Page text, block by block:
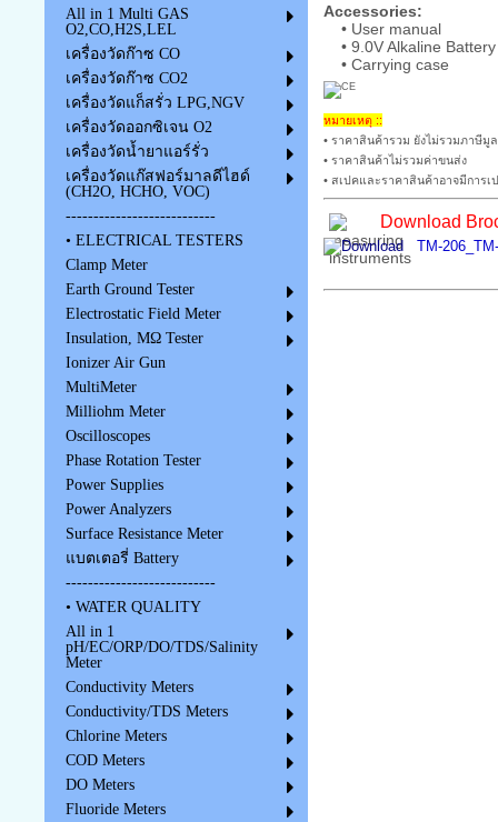
All in 1 Multi GAS
O2,CO,H2S,LEL
เครื่องวัดก๊าซ CO
เครื่องวัดก๊าซ CO2
เครื่องวัดแก็สรั่ว LPG,NGV
เครื่องวัดออกซิเจน O2
เครื่องวัดน้ำยาแอร์รั่ว
เครื่องวัดแก๊สฟอร์มาลดีไฮด์
(CH2O, HCHO, VOC)
---------------------------
• ELECTRICAL TESTERS
Clamp Meter
Earth Ground Tester
Electrostatic Field Meter
Insulation, MΩ Tester
Ionizer Air Gun
MultiMeter
Milliohm Meter
Oscilloscopes
Phase Rotation Tester
Power Supplies
Power Analyzers
Surface Resistance Meter
แบตเตอรี่ Battery
---------------------------
• WATER QUALITY
All in 1
pH/EC/ORP/DO/TDS/Salinity
Meter
Conductivity Meters
Conductivity/TDS Meters
Chlorine Meters
COD Meters
DO Meters
Fluoride Meters
Accessories:
• User manual
• 9.0V Alkaline
• Carrying case
หมายเหตุ ::
• ราคาสินค้ารวม ยังไม่รวมภาษีมู
• ราคาสินค้าไม่รวมค่าขนส่ง
• สเปคและราคาสินค้าอาจมีการ
Download
TM-